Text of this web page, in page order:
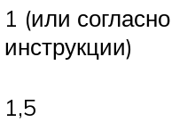
1 (или согласно
инструкции)
1,5